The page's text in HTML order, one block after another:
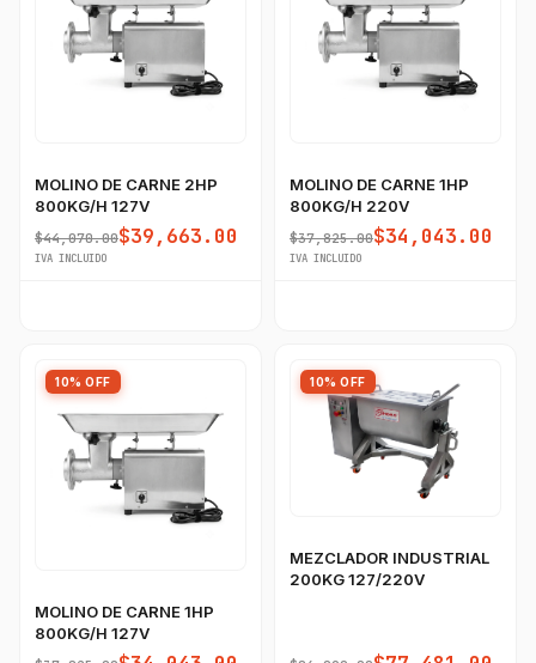
MOLINO DE CARNE 2HP
800KG/H 127V
$44,070.00$39,663.00
IVA INCLUIDO
MOLINO DE CARNE 1HP
800KG/H 220V
$37,825.00$34,043.00
IVA INCLUIDO
10% OFF
MOLINO DE CARNE 1HP
800KG/H 127V
10% OFF
MEZCLADOR INDUSTRIAL
200KG 127/220V